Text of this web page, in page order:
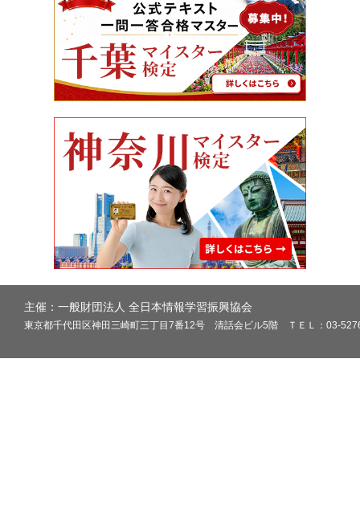
主催：一般財団法人 全日本情報学習振興協会
東京都千代田区神田三崎町三丁目7番12号 清話会ビル5階 ＴＥＬ：03-